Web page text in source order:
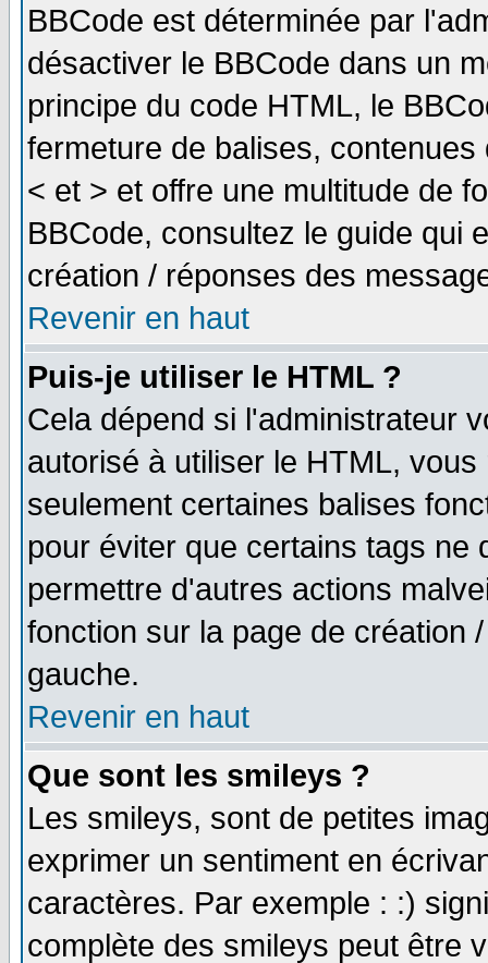
BBCode est déterminée par
désactiver le BBCode dans un
principe du code HTML, le
fermeture de balises,
< et > et offre une multitude de
BBCode, consultez le guide qui
création / réponses des
Revenir en haut
Puis-je utiliser le HTML ?
Cela dépend si l'administrateur
autorisé à utiliser le HTML,
seulement certaines balises
pour éviter que certains tags ne
permettre d'autres actions
fonction sur la page de création
gauche.
Revenir en haut
Que sont les smileys ?
Les smileys, sont de petites
exprimer un sentiment en
caractères. Par exemple : :)
complète des smileys peut être